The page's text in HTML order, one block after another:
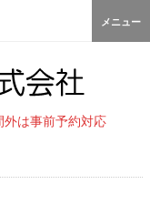
は事前予約対応
メニュー